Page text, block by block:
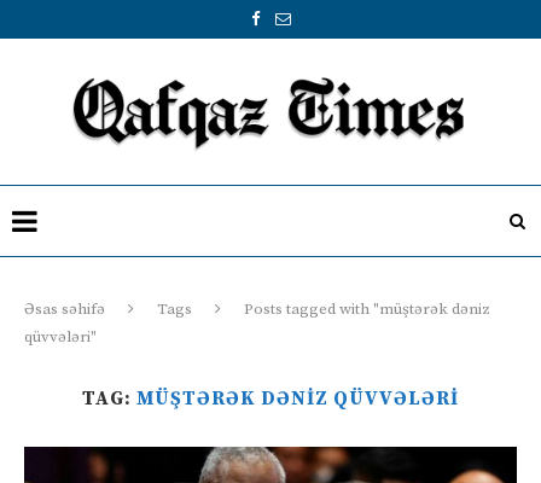
Əsas səhifə Tags
Posts tagged with "müştərək dəniz
qüvvələri"
TAG: MÜŞTƏRƏK DƏNIZ QÜVVƏLƏRI